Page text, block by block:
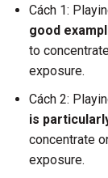
Cách 1:
good
to
exposure.
Cách 2:
is
concentrate
exposure.